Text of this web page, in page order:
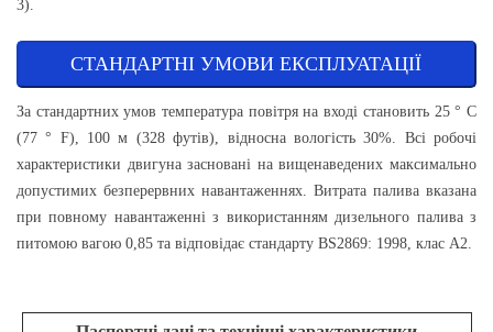
3).
СТАНДАРТНІ УМОВИ ЕКСПЛУАТАЦІЇ
За стандартних умов температура повітря на вході становить 25 ° С
(77 ° F), 100 м (328 футів), відносна вологість 30%. Всі робочі
характеристики двигуна засновані на вищенаведених максимально
допустимих безперервних навантаженнях. Витрата палива вказана
при повному навантаженні з використанням дизельного палива з
питомою вагою 0,85 та відповідає стандарту BS2869: 1998, клас А2.